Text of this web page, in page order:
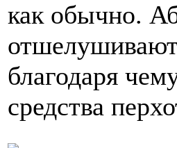
как обычно.
благодаря
средства